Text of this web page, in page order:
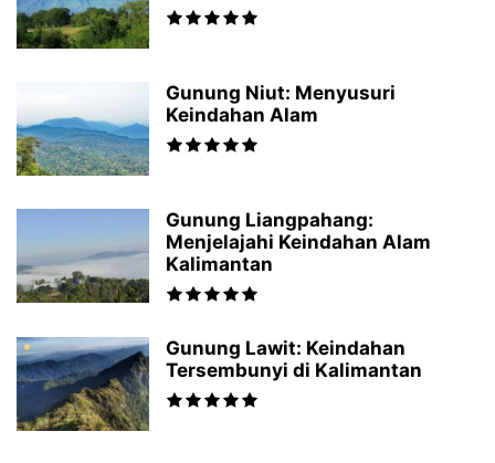
Gunung Niut: Menyusuri
Keindahan Alam
Gunung Liangpahang:
Menjelajahi Keindahan Alam
Kalimantan
Gunung Lawit: Keindahan
Tersembunyi di Kalimantan